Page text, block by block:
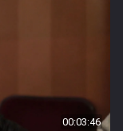
00:03:46